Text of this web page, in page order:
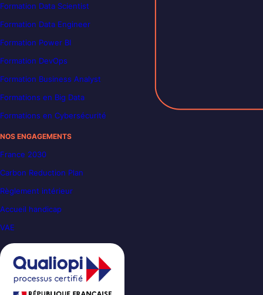
Formation Data Scientist
Formation Data Engineer
Formation Power BI
Formation DevOps
Formation Business Analyst
Formations en Big Data
Formations en Cybersécurité
NOS ENGAGEMENTS
France 2030
Carbon Reduction Plan
Règlement intérieur
Accueil handicap
VAE